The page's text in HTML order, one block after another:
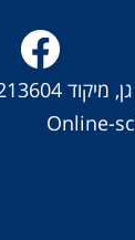
Online-